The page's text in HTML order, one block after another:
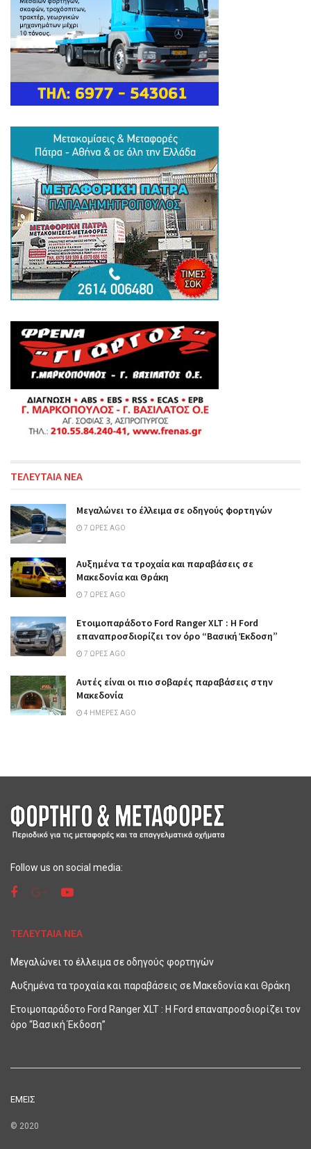
ΤΕΛΕΥΤΑΙΑ ΝΕΑ
Μεγαλώνει το έλλειμα σε οδηγούς φορτηγών
7 ΏΡΕΣ AGO
Αυξημένα τα τροχαία και παραβάσεις σε
Μακεδονία και Θράκη
7 ΏΡΕΣ AGO
Ετοιμοπαράδοτο Ford Ranger XLT : Η Ford
επαναπροσδιορίζει τον όρο “Βασική Έκδοση”
7 ΏΡΕΣ AGO
Αυτές είναι οι πιο σοβαρές παραβάσεις στην
Μακεδονία
4 ΗΜΈΡΕΣ AGO
Follow us on social media:
ΤΕΛΕΥΤΑΙΑ ΝΕΑ
Μεγαλώνει το έλλειμα σε οδηγούς φορτηγών
Αυξημένα τα τροχαία και παραβάσεις σε Μακεδονία και Θράκη
Ετοιμοπαράδοτο Ford Ranger XLT : Η Ford επαναπροσδιορίζει τον
όρο “Βασική Έκδοση”
ΕΜΕΙΣ
© 2020